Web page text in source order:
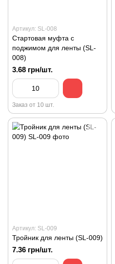
Артикул: SL-008
Стартовая муфта с
поджимом для ленты (SL-
008)
3.68 грн/шт.
Заказ от 10 шт.
Артикул: SL-009
Тройник для ленты (SL-009)
7.36 грн/шт.